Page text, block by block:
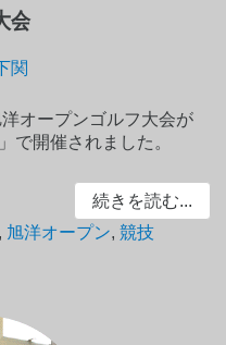
会
関
オープンゴルフ大会が
で開催されました。
続きを読む...
, 旭洋オープン,競技